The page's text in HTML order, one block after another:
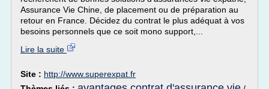
Assurance Vie Chine, de placement ou de préparation au
retour en France. Décidez du contrat le plus adéquat à vos
besoins personnels que ce soit mono support,...
Lire la suite
Site : http://www.superexpat.fr